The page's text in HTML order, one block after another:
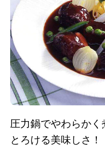
圧力鍋でやわらか
とろける美味しさ！